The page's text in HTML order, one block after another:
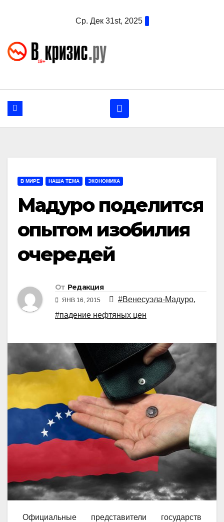
Ср. Дек 31st, 2025
В МИРЕ НАША ТЕМА ЭКОНОМИКА
Мадуро поделится
опытом изобилия
очередей
От Редакция
ЯНВ 16, 2015 #Венесуэла-Мадуро,
#падение нефтяных цен
Официальные представители государств